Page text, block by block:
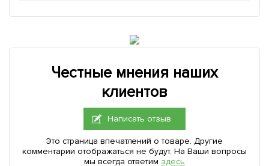
Честные мнения наших
клиентов
Написать отзыв
Это страница впечатлений о товаре. Другие
комментарии отображаться не будут. На Ваши вопросы
мы всегда ответим здесь